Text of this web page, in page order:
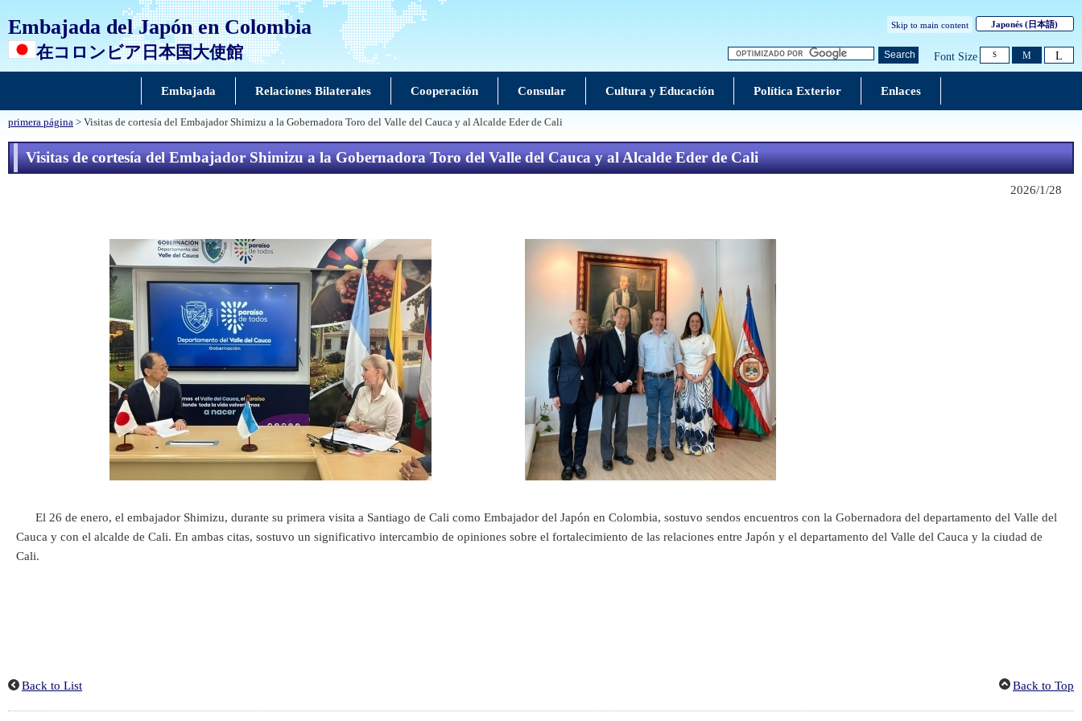
Embajada del Japón en Colombia
在コロンビア日本国大使館
Skip to main content Japonés(日本語)
Search Font Size S M L
Embajada Relaciones Bilaterales Cooperación Consular Cultura y Educación Política Exterior Enlaces
primera página > Visitas de cortesía del Embajador Shimizu a la Gobernadora Toro del Valle del Cauca y al Alcalde Eder de Cali
Visitas de cortesía del Embajador Shimizu a la Gobernadora Toro del Valle del Cauca y al Alcalde Eder de Cali
2026/1/28
El 26 de enero, el embajador Shimizu, durante su primera visita a Santiago de Cali como Embajador del Japón en Colombia, sostuvo sendos encuentros con la Gobernadora del departamento del Valle del
Cauca y con el alcalde de Cali. En ambas citas, sostuvo un significativo intercambio de opiniones sobre el fortalecimiento de las relaciones entre Japón y el departamento del Valle del Cauca y la ciudad de
Cali.
Back to List Back to Top